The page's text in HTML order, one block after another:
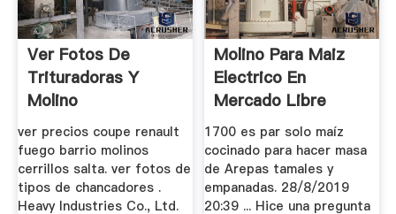
Ver Fotos De
Trituradoras Y
Molino
ver precios coupe renault
fuego barrio molinos
cerrillos salta. ver fotos de
tipos de chancadores .
Heavy Industries Co., Ltd.
Molino Para Maiz
Electrico En
Mercado Libre
1700 es par solo maíz
cocinado para hacer masa
de Arepas tamales y
empanadas. 28/8/2019
20:39 ... Hice una pregunta